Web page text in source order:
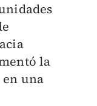
la
en una